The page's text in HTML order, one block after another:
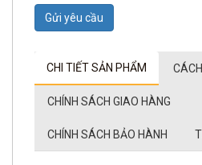
Gửi yêu cầu
CHI TIẾT SẢN PHẨM
CHÍNH SÁCH GIAO HÀNG
CHÍNH SÁCH BẢO HÀNH